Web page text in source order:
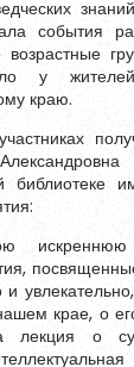
события
у
краю.
искреннюю
крае, о
лекция о